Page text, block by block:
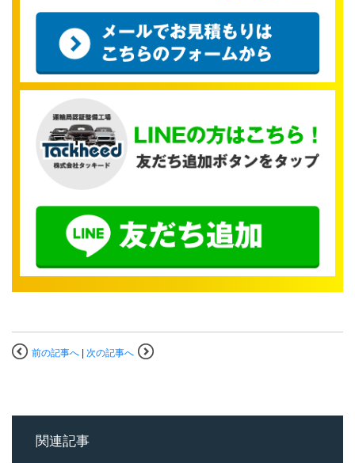
前の記事へ 次の記事へ
関連記事